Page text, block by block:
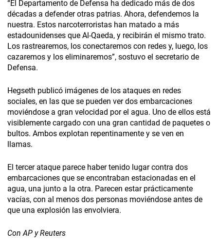
“El Departamento de Defensa ha dedicado más de dos
décadas a defender otras patrias. Ahora, defendemos la
nuestra. Estos narcoterroristas han matado a más
estadounidenses que Al-Qaeda, y recibirán el mismo trato.
Los rastrearemos, los conectaremos con redes y, luego, los
cazaremos y los eliminaremos”, sostuvo el secretario de
Defensa.
Hegseth publicó imágenes de los ataques en redes
sociales, en las que se pueden ver dos embarcaciones
moviéndose a gran velocidad por el agua. Uno de ellos está
visiblemente cargado con una gran cantidad de paquetes o
bultos. Ambos explotan repentinamente y se ven en
llamas.
El tercer ataque parece haber tenido lugar contra dos
embarcaciones que se encontraban estacionadas en el
agua, una junto a la otra. Parecen estar prácticamente
vacías, con al menos dos personas moviéndose antes de
que una explosión las envolviera.
Con AP y Reuters